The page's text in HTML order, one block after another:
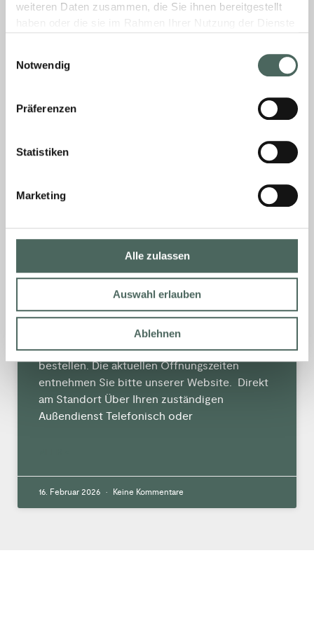
weiteren Daten zusammen, die Sie ihnen bereitgestellt
haben oder die sie im Rahmen Ihrer Nutzung der Dienste
Notwendig
Präferenzen
Statistiken
Marketing
Alle zulassen
Auswahl erlauben
Ablehnen
Nein, selbstverständlich erhalten Sie bei uns
auch Kleinmengen. Bitte beachten Sie jedoch,
dass es einige Artikel gibt, die nur in
Keine Kommentare
Wie kann ich bestellen?
Sie können bei uns über folgende Wege
bestellen. Die aktuellen Öffnungszeiten
entnehmen Sie bitte unserer Website. Direkt
am Standort Über Ihren zuständigen
Außendienst Telefonisch oder
16. Februar 2026 Keine Kommentare